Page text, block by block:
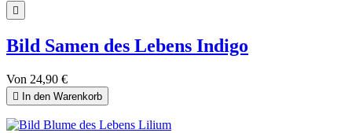

Bild Samen des Lebens Indigo
Von 24,90 €
 In den Warenkorb